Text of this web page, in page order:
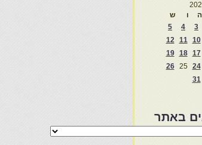
ה ו
ש
3
4
5
10
11
12
17
18
19
24
25
26
31
באתר